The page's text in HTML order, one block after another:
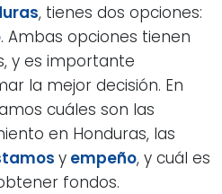
, tienes dos opciones:
. Ambas opciones tienen
y es importante
la mejor decisión. En
cuáles son las
en Honduras, las
y empeño, y cuál es
fondos.